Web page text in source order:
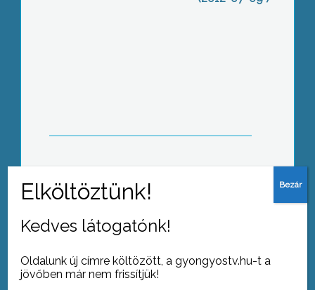
„Kis pénzből hatékony marketing” –
címmel gyakorlati marketingképzést
és Iparkamara városunk
cégtulajdonosainak
Kedves látogatónk!
Oldalunk új címre költözött, a gyongyostv.hu-t a
jövőben már nem frissítjük!